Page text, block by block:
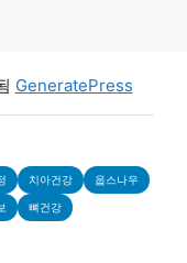
GeneratePress
치아건강 웁스나우
뼈건강